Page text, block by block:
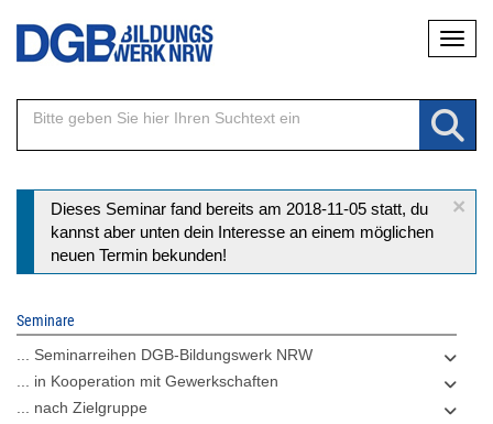
Direkt
Inhalt
×
Statusmeldung
Dieses Seminar fand bereits am 2018-11-05 statt, du
kannst aber unten dein Interesse an einem möglichen
neuen Termin bekunden!
Seminare
... Seminarreihen DGB-Bildungswerk NRW
... in Kooperation mit Gewerkschaften
... nach Zielgruppe